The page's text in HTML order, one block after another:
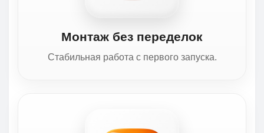
Монтаж без переделок
Стабильная работа с первого запуска.